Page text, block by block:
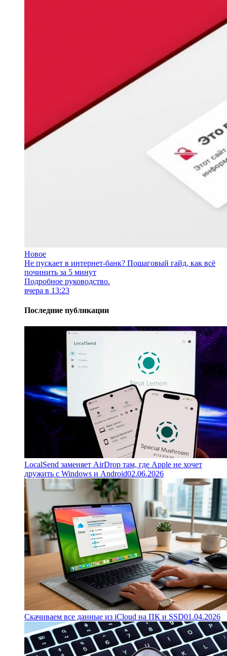
Новое
Не пускает в интернет-банк? Пошаговый гайд, как всё
починить за 5 минут
Подробное руководство.
вчера в 13:23
Последние публикации
LocalSend заменяет AirDrop там, где Apple не хочет
дружить с Windows и Android02.06.2026
Скачиваем все данные из iCloud на ПК и SSD01.04.2026